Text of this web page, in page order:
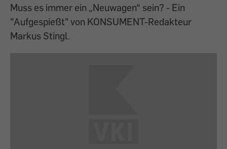
Muss es immer ein „Neuwagen“ sein? - Ein
"Aufgespießt" von KONSUMENT-Redakteur
Markus Stingl.